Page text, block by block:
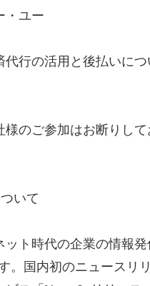
・ユー
行の活用と後払いに
のご参加はお断りして
いて
ト時代の企業の情報
。国内初のニュースリ